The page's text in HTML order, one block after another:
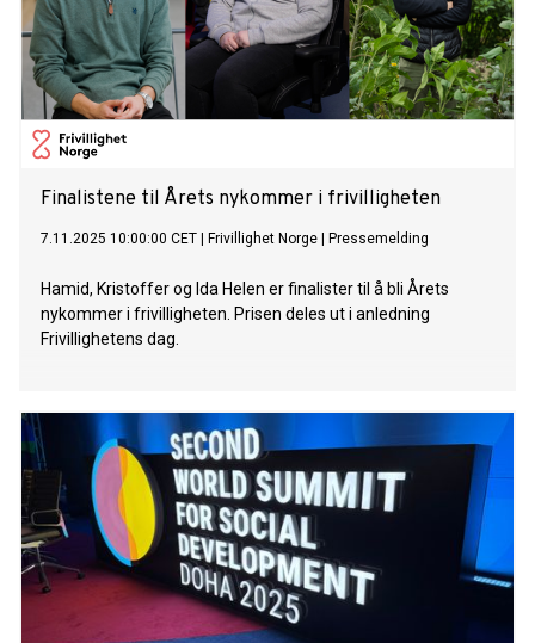
Finalistene til Årets nykommer i frivilligheten
7.11.2025 10:00:00 CET Frivillighet Norge Pressemelding
Hamid, Kristoffer og Ida Helen er finalister til å bli Årets
nykommer i frivilligheten. Prisen deles ut i anledning
Frivillighetens dag.